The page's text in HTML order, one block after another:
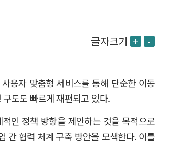
글자크기 + -
용자 맞춤형 서비스를 통해 단순한 이동
도도 빠르게 재편되고 있다.
인 정책 방향을 제안하는 것을 목적으로
간 협력 체계 구축 방안을 모색한다. 이를